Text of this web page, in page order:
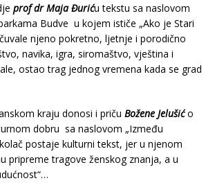
prof dr Maja Đuriću tekstu sa naslovom
Budve u kojem ističe „Ako je Stari
njeno pokretno, ljetnje i porodično
navika, igra, siromaštvo, vještina i
ostao trag jednog vremena kada se grad
kraju donosi i priču Božene Jelušićo
dobru sa naslovom „Između
postaje kulturni tekst, jer u njenom
pripreme tragove ženskog znanja, a u